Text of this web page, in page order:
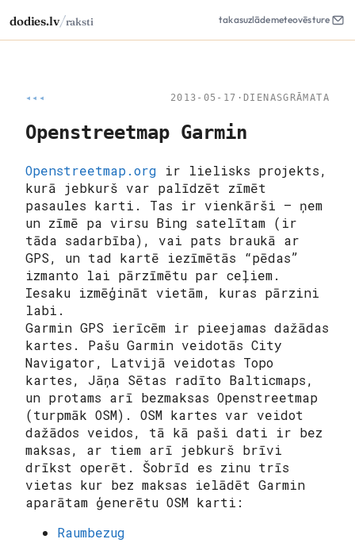
dodies.lv/raksti takasuzlādemeteovēsture
◂◂◂ 2013-05-17 · DIENASGRĀMATA
Openstreetmap Garmin
Openstreetmap.org ir lielisks projekts,
kurā jebkurš var palīdzēt zīmēt
pasaules karti. Tas ir vienkārši – ņem
un zīmē pa virsu Bing satelītam (ir
tāda sadarbība), vai pats braukā ar
GPS, un tad kartē iezīmētās “pēdas”
izmanto lai pārzīmētu par ceļiem.
Iesaku izmēģināt vietām, kuras pārzini
labi.
Garmin GPS ierīcēm ir pieejamas dažādas
kartes. Pašu Garmin veidotās City
Navigator, Latvijā veidotas Topo
kartes, Jāņa Sētas radīto Balticmaps,
un protams arī bezmaksas Openstreetmap
(turpmāk OSM). OSM kartes var veidot
dažādos veidos, tā kā paši dati ir bez
maksas, ar tiem arī jebkurš brīvi
drīkst operēt. Šobrīd es zinu trīs
vietas kur bez maksas ielādēt Garmin
aparātam ģenerētu OSM karti:
Raumbezug